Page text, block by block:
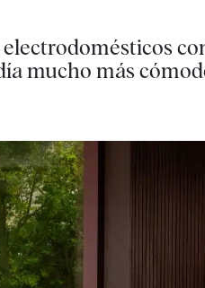
mucho más